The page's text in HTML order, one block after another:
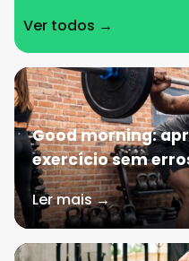
Ver todos →
Good morning:
exercício sem
Ler mais →